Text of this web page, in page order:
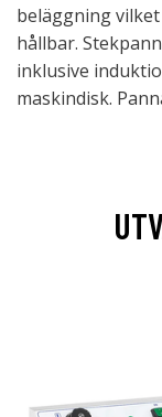
beläggning
hållbar.
inklusive
maskindisk.